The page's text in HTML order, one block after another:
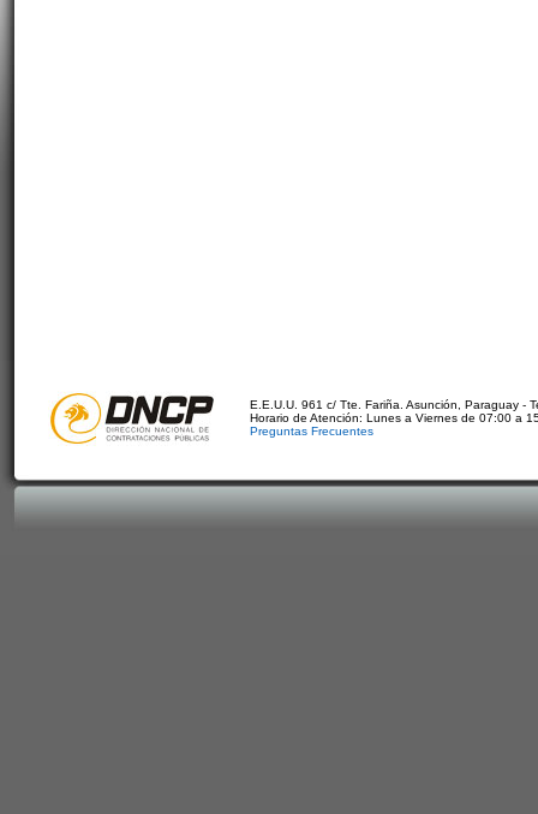
E.E.U.U. 961 c/ Tte. Fariña. Asunción, Paraguay -
Horario de Atención: Lunes a Viernes de 07:00 a
Preguntas Frecuentes